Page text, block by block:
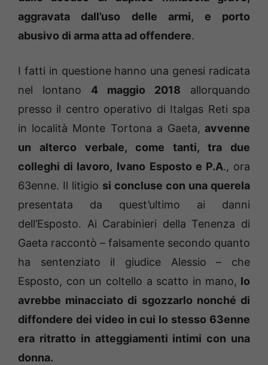
aggravata dall’uso delle armi, e porto
abusivo di arma atta ad offendere.
I fatti in questione hanno una genesi radicata
nel lontano 4 maggio 2018 allorquando
presso il centro operativo di Italgas Reti spa
in località Monte Tortona a Gaeta, avvenne
un alterco verbale, come tanti, tra due
colleghi di lavoro, Ivano Esposto e P.A., ora
63enne. Il litigio si concluse con una querela
presentata da quest’ultimo ai danni
dell’Esposto. Ai Carabinieri della Tenenza di
Gaeta raccontò – falsamente secondo quanto
ha sentenziato il giudice Alessio – che
Esposto, con un coltello a scatto in mano, lo
avrebbe minacciato di sgozzarlo nonché di
diffondere dei video in cui lo stesso 63enne
era ritratto in atteggiamenti intimi con una
donna.